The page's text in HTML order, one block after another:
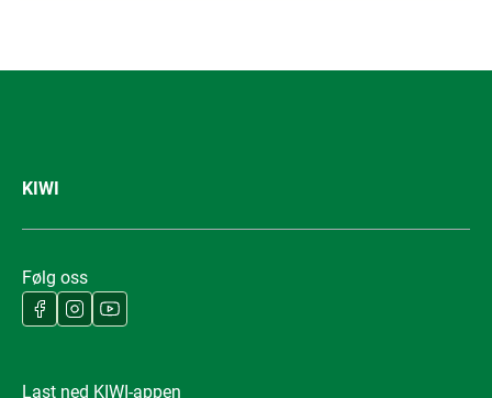
KIWI
Følg oss
Last ned KIWI-appen